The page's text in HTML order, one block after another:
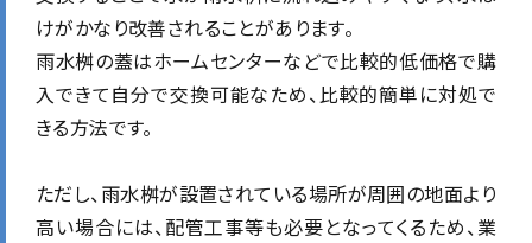
けがかなり改善されることがあります。
雨水桝の蓋はホームセンターなどで比較的低価格で購
入できて自分で交換可能なため、比較的簡単に対処で
きる方法です。
ただし、雨水桝が設置されている場所が周囲の地面より
高い場合には、配管工事等も必要となってくるため、業